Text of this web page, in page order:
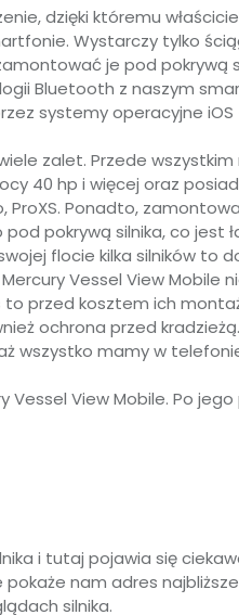
dzięki któremu
Wystarczy tylko
je pod pokrywą
Bluetooth z naszym
systemy operacyjne
zalet. Przede
40 hp i więcej oraz
ProXS. Ponadto,
pokrywą silnika, co jest
flocie kilka silników to
Vessel View Mobile
to przed kosztem ich
ochrona przed
wszystko mamy w
View Mobile. Po
i tutaj pojawia się
nam adres
silnika.